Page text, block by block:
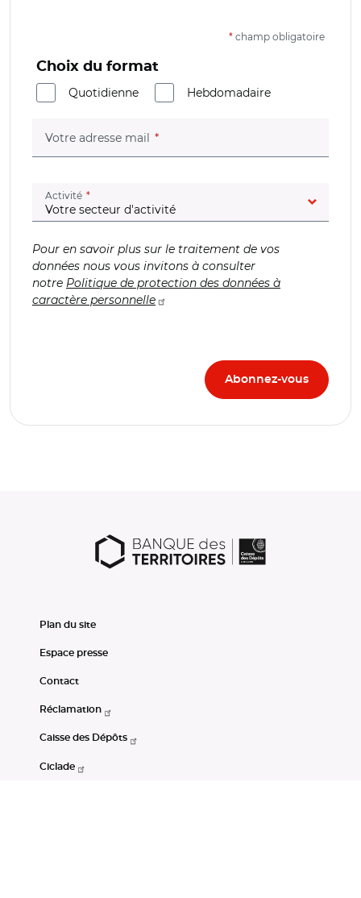
* champ obligatoire
Choix du format
Quotidienne
Hebdomadaire
Votre adresse mail (champ obligatoire)
Activité (champ obligatoire)
Pour en savoir plus sur le traitement de vos
données nous vous invitons à consulter
notre Politique de protection des données à
caractère personnelle
Plan du site
Espace presse
Contact
Réclamation
Caisse des Dépôts
Ciclade